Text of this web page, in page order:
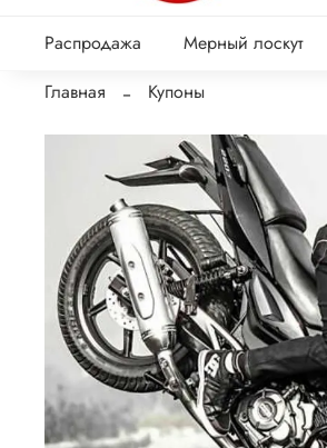
Распродажа Мерный лоскут
Главная
Купоны